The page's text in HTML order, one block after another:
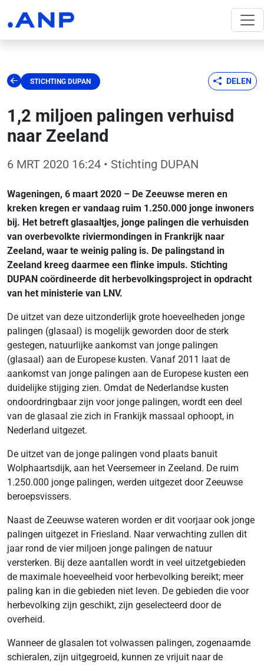
STICHTING DUPAN DELEN
1,2 miljoen palingen verhuisd
naar Zeeland
6 MRT 2020 16:24 • Stichting DUPAN
Wageningen, 6 maart 2020 – De Zeeuwse meren en
kreken kregen er vandaag ruim 1.250.000 jonge inwoners
bij. Het betreft glasaaltjes, jonge palingen die verhuisden
van overbevolkte riviermondingen in Frankrijk naar
Zeeland, waar te weinig paling is. De palingstand in
Zeeland kreeg daarmee een flinke impuls. Stichting
DUPAN coördineerde dit herbevolkingsproject in opdracht
van het ministerie van LNV.
De uitzet van deze uitzonderlijk grote hoeveelheden jonge
palingen (glasaal) is mogelijk geworden door de sterk
gestegen, natuurlijke aankomst van jonge palingen
(glasaal) aan de Europese kusten. Vanaf 2011 laat de
aankomst van jonge palingen aan de Europese kusten een
duidelijke stijging zien. Omdat de Nederlandse kusten
ondoordringbaar zijn voor jonge palingen, wordt een deel
van de glasaal zie zich in Frankijk massaal ophoopt, in
Nederland uitgezet.
De uitzet van de jonge palingen vond plaats banuit
Wolphaartsdijk, aan het Veersemeer in Zeeland. De ruim
1.250.000 jonge palingen, werden uitgezet door Zeeuwse
beroepsvissers.
Naast de Zeeuwse wateren worden er dit voorjaar ook jonge
palingen uitgezet in Friesland. Naar verwachting zullen dit
jaar rond de vier miljoen jonge palingen de natuur
versterken. Bij deze aantallen wordt in veel uitzetgebieden
de maximale hoeveelheid voor herbevolking bereikt; meer
paling kan in die gebieden niet leven. De gebieden die voor
herbevolking zijn geschikt, zijn geselecteerd door de
overheid.
Wanneer de glasalen tot volwassen palingen, zogenaamde
schieralen, zijn uitgegroeid, kunnen ze vrijuit naar de